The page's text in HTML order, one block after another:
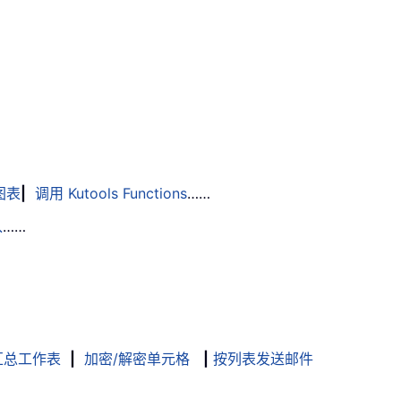
表 调用 Kutools Functions……
……
总工作表 加密/解密单元格
按列表发送邮件